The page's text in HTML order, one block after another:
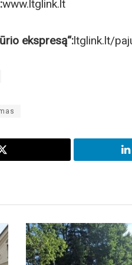
www.ltglink.lt
ekspresą“:ltglink.lt/